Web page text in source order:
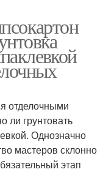
отделочными
ли грунтовать
Однозначно
мастеров склонно
этап